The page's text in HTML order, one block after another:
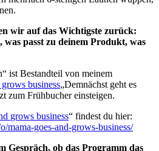
wir auf das Wichtigste zurück:
passt zu deinem Produkt, was
ist Bestandteil von meinem
business„Demnächst geht es
zum Frühbucher einsteigen.
grows business“ findest du hier:
mama-goes-and-grows-business/
Gespräch, ob das Programm das